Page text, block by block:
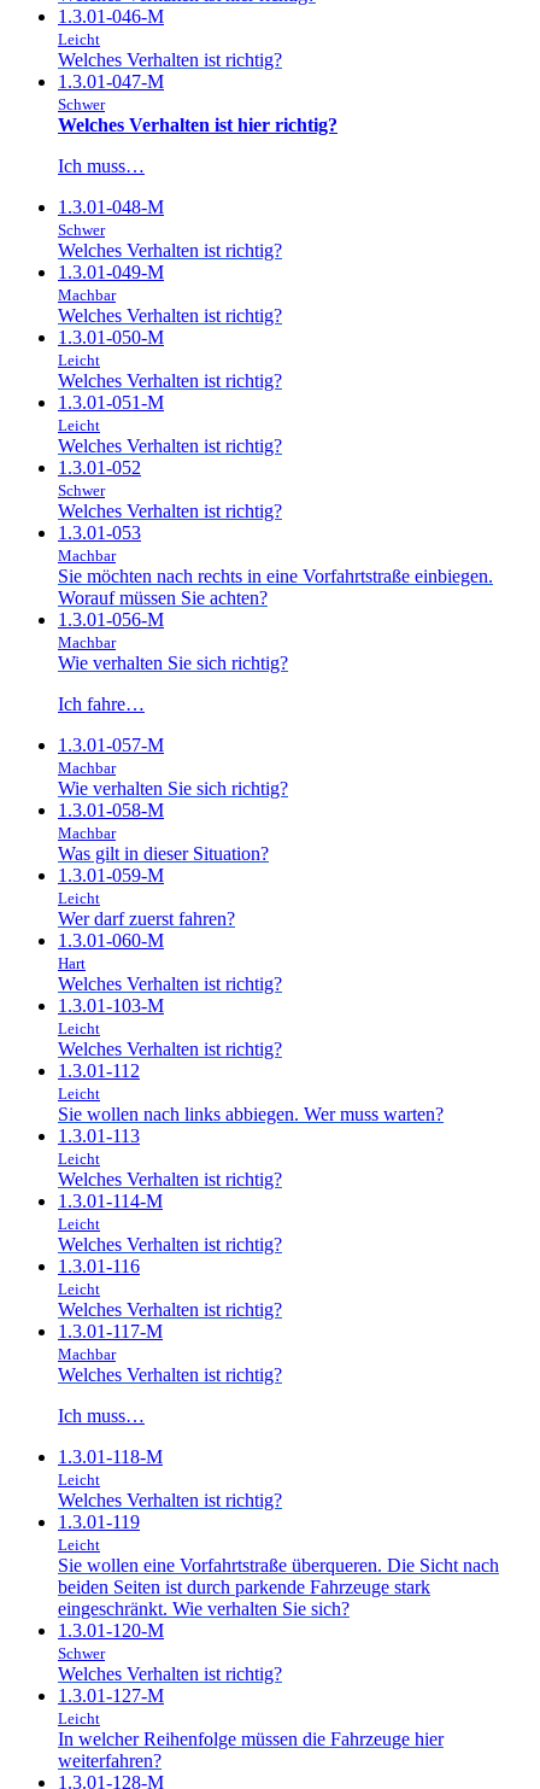
1.3.01-046-M
Leicht
Welches Verhalten ist richtig?
1.3.01-047-M
Schwer
Welches Verhalten ist hier richtig?
Ich muss…
1.3.01-048-M
Schwer
Welches Verhalten ist richtig?
1.3.01-049-M
Machbar
Welches Verhalten ist richtig?
1.3.01-050-M
Leicht
Welches Verhalten ist richtig?
1.3.01-051-M
Leicht
Welches Verhalten ist richtig?
1.3.01-052
Schwer
Welches Verhalten ist richtig?
1.3.01-053
Machbar
Sie möchten nach rechts in eine Vorfahrtstraße einbiegen.
Worauf müssen Sie achten?
1.3.01-056-M
Machbar
Wie verhalten Sie sich richtig?
Ich fahre…
1.3.01-057-M
Machbar
Wie verhalten Sie sich richtig?
1.3.01-058-M
Machbar
Was gilt in dieser Situation?
1.3.01-059-M
Leicht
Wer darf zuerst fahren?
1.3.01-060-M
Hart
Welches Verhalten ist richtig?
1.3.01-103-M
Leicht
Welches Verhalten ist richtig?
1.3.01-112
Leicht
Sie wollen nach links abbiegen. Wer muss warten?
1.3.01-113
Leicht
Welches Verhalten ist richtig?
1.3.01-114-M
Leicht
Welches Verhalten ist richtig?
1.3.01-116
Leicht
Welches Verhalten ist richtig?
1.3.01-117-M
Machbar
Welches Verhalten ist richtig?
Ich muss…
1.3.01-118-M
Leicht
Welches Verhalten ist richtig?
1.3.01-119
Leicht
Sie wollen eine Vorfahrtstraße überqueren. Die Sicht nach
beiden Seiten ist durch parkende Fahrzeuge stark
eingeschränkt. Wie verhalten Sie sich?
1.3.01-120-M
Schwer
Welches Verhalten ist richtig?
1.3.01-127-M
Leicht
In welcher Reihenfolge müssen die Fahrzeuge hier
weiterfahren?
1.3.01-128-M